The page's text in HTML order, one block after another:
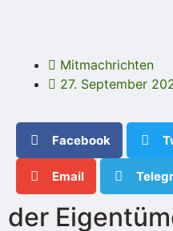
Mitmachrichten
27. September
Facebook
Email
der